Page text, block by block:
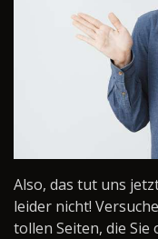
Also, das tut uns
leider nicht!
tollen Seiten, die